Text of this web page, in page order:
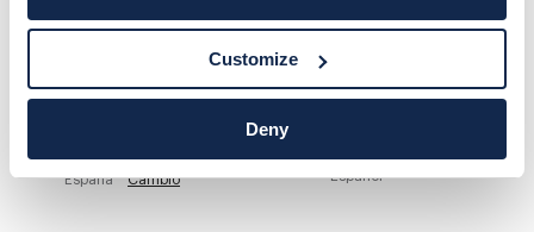
Customize
Deny
España Cambio Español